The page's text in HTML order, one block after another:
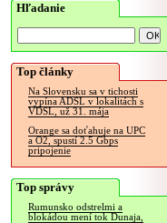
Hľadanie
Top články
Na Slovensku sa v tichosti
vypína ADSL v lokalitách s
VDSL, už 31. mája
Orange sa doťahuje na UPC
a O2, spustí 2.5 Gbps
pripojenie
Top správy
Rumunsko odstrelmi a
blokádou mení tok Dunaja,